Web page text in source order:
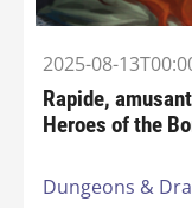
2025-08-
Rapide,
Heroes of the
Dungeons &